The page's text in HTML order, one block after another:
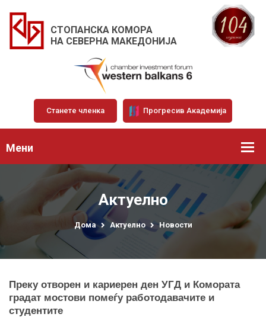
СТОПАНСКА КОМОРА
НА СЕВЕРНА МАКЕДОНИЈА
Станете членка Прогресив Академија
Мени
Актуелно
Дома Актуелно Новости
Преку отворен и кариерен ден УГД и Комората
градат мостови помеѓу работодавачите и
студентите